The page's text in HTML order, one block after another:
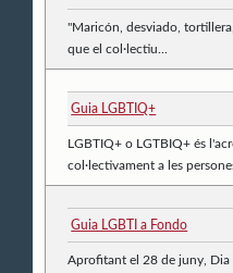
"Maricón, desviado,
que el col·lectiu...
Guia LGBTIQ+
LGBTIQ+ o LGTBIQ+ és
col·lectivament a les
Guia LGBTI a Fondo
Aprofitant el 28 de juny, Dia